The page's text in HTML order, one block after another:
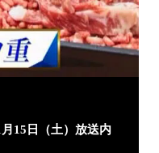
月15日（土）放送内